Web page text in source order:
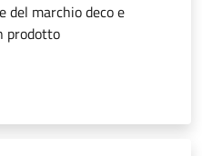
del marchio deco e
prodotto